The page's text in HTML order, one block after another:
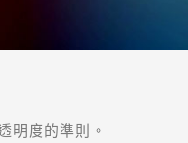
明度的準則。